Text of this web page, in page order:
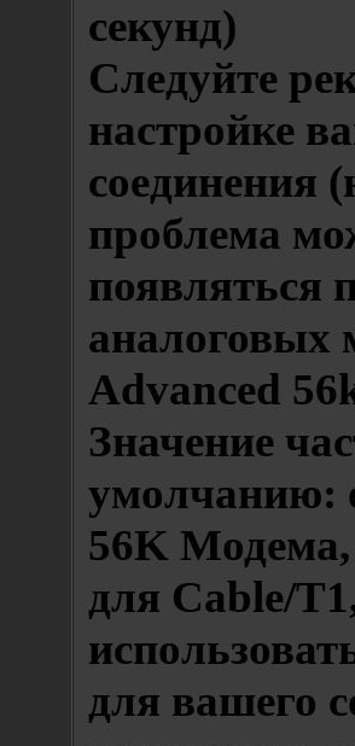
секунд)
Следуйте
настройке
соединения
проблема
появляться
аналоговых
Advanced
Значение
умолчанию:
56K Модема,
для Cable/
для вашего